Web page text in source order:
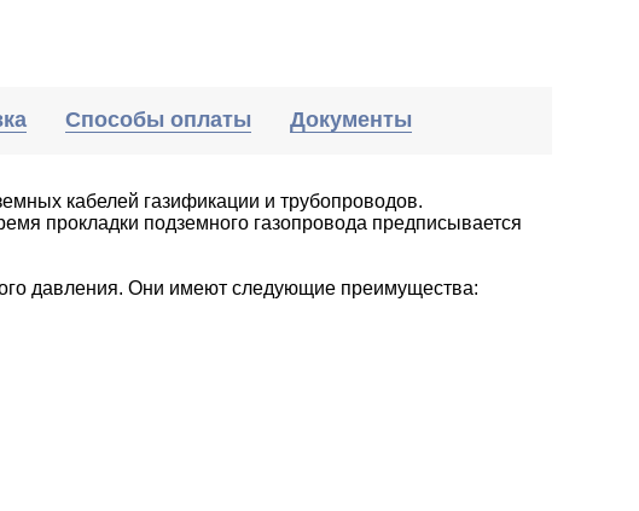
Способы оплаты Документы
кабелей газификации и трубопроводов.
прокладки подземного газопровода предписывается
давления. Они имеют следующие преимущества: